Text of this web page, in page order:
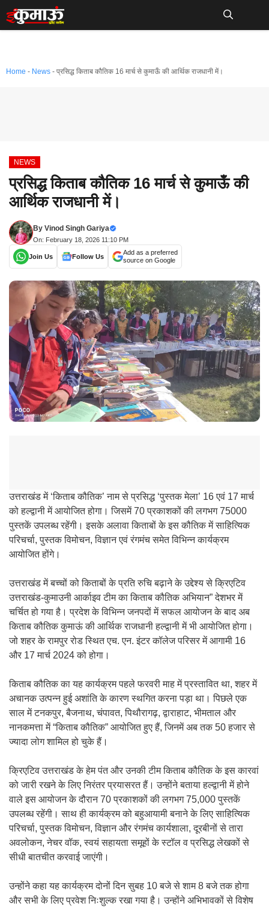
Skip
to
Home - News - प्रसिद्ध किताब कौतिक 16 मार्च से कुमाऊँ की आर्थिक राजधानी में।
NEWS
प्रसिद्ध किताब कौतिक 16 मार्च से कुमाऊँ की
आर्थिक राजधानी में।
By Vinod Singh Gariya
On: February 18, 2026 11:10 PM
Join Us Follow Us
Add as a preferred
source on Google
उत्तराखंड में ‘किताब कौतिक’ नाम से प्रसिद्ध ‘पुस्तक मेला’ 16 एवं 17 मार्च
को हल्द्वानी में आयोजित होगा। जिसमें 70 प्रकाशकों की लगभग 75000
पुस्तकें उपलब्ध रहेंगी। इसके अलावा किताबों के इस कौतिक में साहित्यिक
परिचर्चा, पुस्तक विमोचन, विज्ञान एवं रंगमंच समेत विभिन्न कार्यक्रम
आयोजित होंगे।
उत्तराखंड में बच्चों को किताबों के प्रति रुचि बढ़ाने के उद्देश्य से क्रिएटिव
उत्तराखंड-कुमाउनी आर्काइव टीम का किताब कौतिक अभियान” देशभर में
चर्चित हो गया है। प्रदेश के विभिन्न जनपदों में सफल आयोजन के बाद अब
किताब कौतिक कुमाऊं की आर्थिक राजधानी हल्द्वानी में भी आयोजित होगा।
जो शहर के रामपुर रोड स्थित एच. एन. इंटर कॉलेज परिसर में आगामी 16
और 17 मार्च 2024 को होगा।
किताब कौतिक का यह कार्यक्रम पहले फरवरी माह में प्रस्तावित था, शहर में
अचानक उत्पन्न हुई अशांति के कारण स्थगित करना पड़ा था। पिछले एक
साल में टनकपुर, बैजनाथ, चंपावत, पिथौरागढ़, द्वाराहाट, भीमताल और
नानकमत्ता में “किताब कौतिक” आयोजित हुए हैं, जिनमें अब तक 50 हजार से
ज्यादा लोग शामिल हो चुके हैं।
क्रिएटिव उत्तराखंड के हेम पंत और उनकी टीम किताब कौतिक के इस कारवां
को जारी रखने के लिए निरंतर प्रयासरत हैं। उन्होंने बताया हल्द्वानी में होने
वाले इस आयोजन के दौरान 70 प्रकाशकों की लगभग 75,000 पुस्तकें
उपलब्ध रहेंगी। साथ ही कार्यक्रम को बहुआयामी बनाने के लिए साहित्यिक
परिचर्चा, पुस्तक विमोचन, विज्ञान और रंगमंच कार्यशाला, दूरबीनों से तारा
अवलोकन, नेचर वॉक, स्वयं सहायता समूहों के स्टॉल व प्रसिद्ध लेखकों से
सीधी बातचीत करवाई जाएंगी।
उन्होंने कहा यह कार्यक्रम दोनों दिन सुबह 10 बजे से शाम 8 बजे तक होगा
और सभी के लिए प्रवेश निःशुल्क रखा गया है। उन्होंने अभिभावकों से विशेष